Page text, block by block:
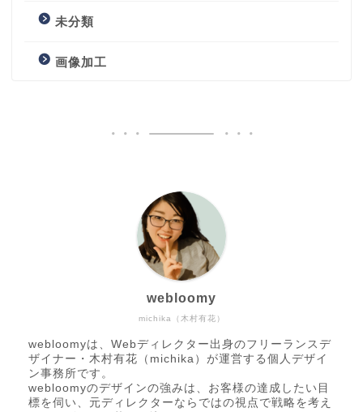
未分類
画像加工
michika（木村有花）
webloomy
webloomyは、Webディレクター出身のフリーランスデ
ザイナー・木村有花（michika）が運営する個人デザイ
ン事務所です。
webloomyのデザインの強みは、お客様の達成したい目
標を伺い、元ディレクターならではの視点で戦略を考え